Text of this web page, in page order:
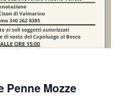
Penne Mozze